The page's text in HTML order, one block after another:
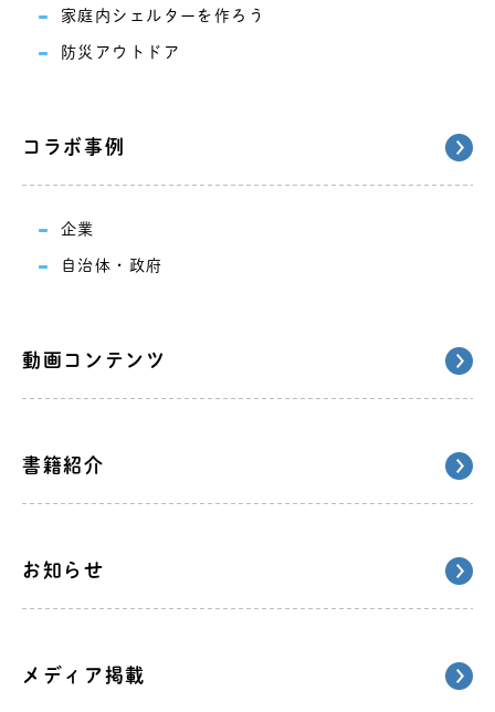
家庭内シェルターを作ろう
防災アウトドア
コラボ事例
企業
自治体・政府
動画コンテンツ
書籍紹介
お知らせ
メディア掲載